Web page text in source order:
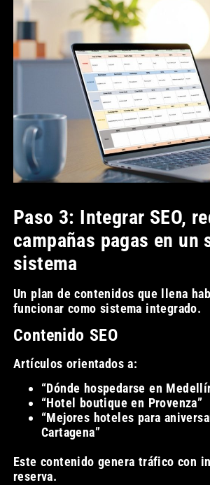
Paso 3: Integrar SEO,
campañas pagas en un
sistema
Un plan de contenidos que llena
funcionar como sistema integrado.
Contenido SEO
Artículos orientados a:
“Dónde hospedarse en
“Hotel boutique en Provenza”
“Mejores hoteles para
Cartagena”
Este contenido genera tráfico con
reserva.